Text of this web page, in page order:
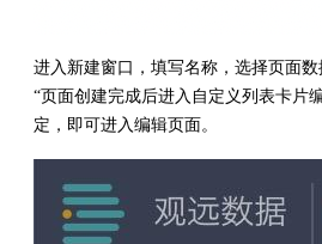
进入新建窗口，填写名称，选择页面
“页面创建完成后进入自定义列表卡片
定，即可进入编辑页面。